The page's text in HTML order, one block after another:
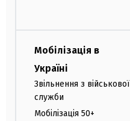
Мобілізація в
Україні
Звільнення з військової
служби
Мобілізація 50+